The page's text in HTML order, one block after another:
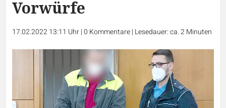
Vorwürfe
17.02.2022 13:11 Uhr|0 Kommentare| Lesedauer: ca. 2 Minuten